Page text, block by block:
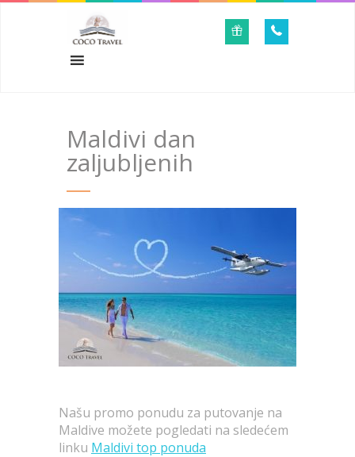
Maldivi dan
zaljubljenih
Našu promo ponudu za putovanje na
Maldive možete pogledati na sledećem
linku Maldivi top ponuda